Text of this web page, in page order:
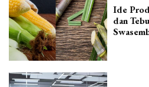
Ide
dan